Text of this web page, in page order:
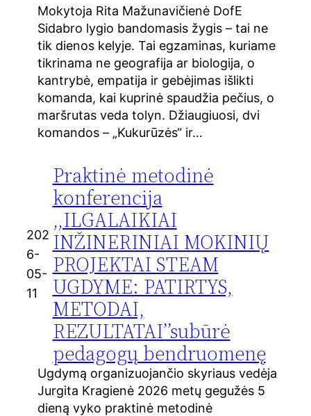
Mokytoja Rita Mažunavičienė DofE
Sidabro lygio bandomasis žygis – tai ne
tik dienos kelyje. Tai egzaminas, kuriame
tikrinama ne geografija ar biologija, o
kantrybė, empatija ir gebėjimas išlikti
komanda, kai kuprinė spaudžia pečius, o
maršrutas veda tolyn. Džiaugiuosi, dvi
komandos – „Kukurūzės“ ir…
202
6-
05-
11
Praktinė metodinė
konferencija
,,ILGALAIKIAI
INŽINERINIAI MOKINIŲ
PROJEKTAI STEAM
UGDYME: PATIRTYS,
METODAI,
REZULTATAI’’subūrė
pedagogų bendruomenę
Ugdymą organizuojančio skyriaus vedėja
Jurgita Kragienė 2026 metų gegužės 5
dieną vyko praktinė metodinė